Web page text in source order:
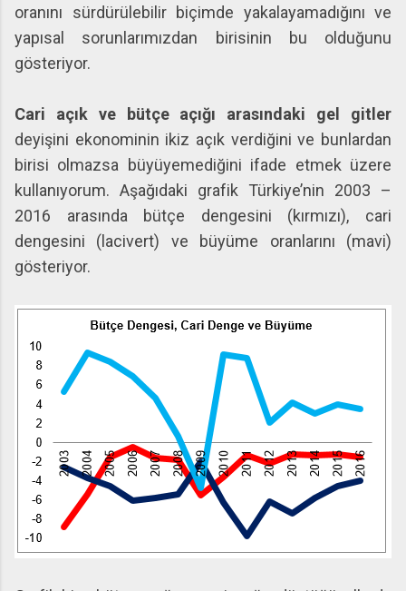
oranını sürdürülebilir biçimde yakalayamadığını ve
yapısal sorunlarımızdan birisinin bu olduğunu
gösteriyor.
Cari açık ve bütçe açığı arasındaki gel gitler
deyişini ekonominin ikiz açık verdiğini ve bunlardan
birisi olmazsa büyüyemediğini ifade etmek üzere
kullanıyorum. Aşağıdaki grafik Türkiye’nin 2003 –
2016 arasında bütçe dengesini (kırmızı), cari
dengesini (lacivert) ve büyüme oranlarını (mavi)
gösteriyor.